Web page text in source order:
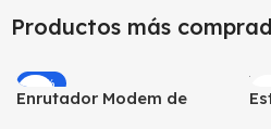
COLOR Negro
Productos más
-20%
Enrutador Modem de